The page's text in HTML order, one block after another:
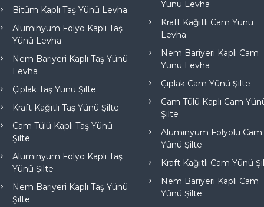
Bitüm Kaplı Taş Yünü Levha
Alüminyum Folyo Kaplı Taş
Yünü Levha
Nem Bariyeri Kaplı Taş Yünü
Levha
Çıplak Taş Yünü Şilte
Kraft Kağıtlı Taş Yünü Şilte
Cam Tülü Kaplı Taş Yünü
Şilte
Alüminyum Folyo Kaplı Taş
Yünü Şilte
Nem Bariyeri Kaplı Taş Yünü
Şilte
Yünü Levha
Kraft Kağıtlı Cam Yünü
Levha
Nem Bariyeri Kaplı Cam
Yünü Levha
Çıplak Cam Yünü Şilte
Cam Tülü Kaplı Cam
Şilte
Alüminyum Folyolu Cam
Yünü Şilte
Kraft Kağıtlı Cam Yünü
Nem Bariyeri Kaplı Cam
Yünü Şilte